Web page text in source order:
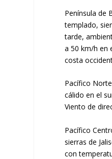
Península de
templado,
tarde,
a 50 km/h en
costa
Pacífico
cálido en el
Viento de
Pacífico
sierras de
con